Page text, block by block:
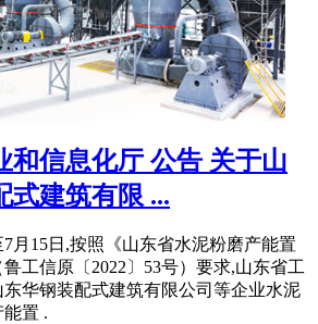
和信息化厅 公告 关于山
式建筑有限 ...
7月15日,按照《山东省水泥粉磨产能置
工信原〔2022〕53号）要求,山东省工
华钢装配式建筑有限公司等企业水泥
置 .